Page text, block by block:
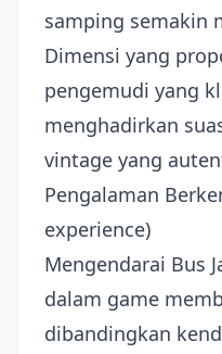
samping semakin
Dimensi yang
pengemudi yang
menghadirkan
vintage yang
Pengalaman
experience)
Mengendarai Bus
dalam game
dibandingkan